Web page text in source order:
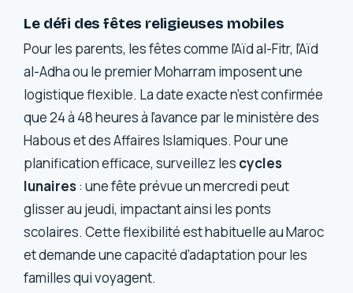
Le défi des fêtes religieuses mobiles
Pour les parents, les fêtes comme l’Aïd al-Fitr, l’Aïd
al-Adha ou le premier Moharram imposent une
logistique flexible. La date exacte n’est confirmée
que 24 à 48 heures à l’avance par le ministère des
Habous et des Affaires Islamiques. Pour une
planification efficace, surveillez les cycles
lunaires : une fête prévue un mercredi peut
glisser au jeudi, impactant ainsi les ponts
scolaires. Cette flexibilité est habituelle au Maroc
et demande une capacité d’adaptation pour les
familles qui voyagent.